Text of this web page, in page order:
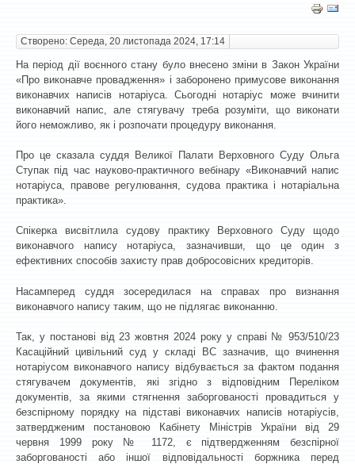
Створено: Середа, 20 листопада 2024, 17:14
На період дії воєнного стану було внесено зміни в Закон України
«Про виконавче провадження» і заборонено примусове виконання
виконавчих написів нотаріуса. Сьогодні нотаріус може вчинити
виконавчий напис, але стягувачу треба розуміти, що виконати
його неможливо, як і розпочати процедуру виконання.
Про це сказала суддя Великої Палати Верховного Суду Ольга
Ступак під час науково-практичного вебінару «Виконавчий напис
нотаріуса, правове регулювання, судова практика і нотаріальна
практика».
Спікерка висвітлила судову практику Верховного Суду щодо
виконавчого напису нотаріуса, зазначивши, що це один з
ефективних способів захисту прав добросовісних кредиторів.
Насамперед суддя зосередилася на справах про визнання
виконавчого напису таким, що не підлягає виконанню.
Так, у постанові від 23 жовтня 2024 року у справі № 953/510/23
Касаційний цивільний суд у складі ВС зазначив, що вчинення
нотаріусом виконавчого напису відбувається за фактом подання
стягувачем документів, які згідно з відповідним Переліком
документів, за якими стягнення заборгованості провадиться у
безспірному порядку на підставі виконавчих написів нотаріусів,
затвердженим постановою Кабінету Міністрів України від 29
червня 1999 року № 1172, є підтвердженням безспірної
заборгованості або іншої відповідальності боржника перед